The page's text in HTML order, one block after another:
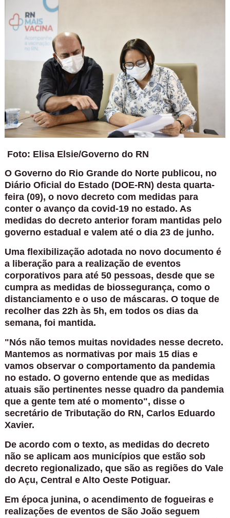
Foto: Elisa Elsie/Governo do RN
O Governo do Rio Grande do Norte publicou, no
Diário Oficial do Estado (DOE-RN) desta quarta-
feira (09), o novo decreto com medidas para
conter o avanço da covid-19 no estado. As
medidas do decreto anterior foram mantidas pelo
governo estadual e valem até o dia 23 de junho.
Uma flexibilização adotada no novo documento é
a liberação para a realização de eventos
corporativos para até 50 pessoas, desde que se
cumpra as medidas de biossegurança, como o
distanciamento e o uso de máscaras. O toque de
recolher das 22h às 5h, em todos os dias da
semana, foi mantida.
"Nós não temos muitas novidades nesse decreto.
Mantemos as normativas por mais 15 dias e
vamos observar o comportamento da pandemia
no estado. O governo entende que as medidas
atuais são pertinentes nesse quadro da pandemia
que a gente tem até o momento", disse o
secretário de Tributação do RN, Carlos Eduardo
Xavier.
De acordo com o texto, as medidas do decreto
não se aplicam aos municípios que estão sob
decreto regionalizado, que são as regiões do Vale
do Açu, Central e Alto Oeste Potiguar.
Em época junina, o acendimento de fogueiras e
realizações de eventos de São João seguem